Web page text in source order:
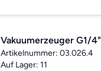
Vakuumerzeuger G1/4"
Artikelnummer: 03.026.4
Auf Lager: 11